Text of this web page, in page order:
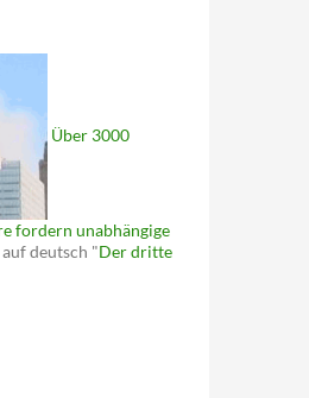
Über 3000
fordern unabhängige
deutsch "Der dritte